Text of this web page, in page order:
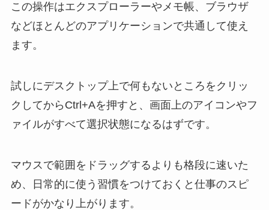
この操作はエクスプローラーやメモ帳、ブラウザ
などほとんどのアプリケーションで共通して使え
ます。
試しにデスクトップ上で何もないところをクリッ
クしてからCtrl+Aを押すと、画面上のアイコンやフ
ァイルがすべて選択状態になるはずです。
マウスで範囲をドラッグするよりも格段に速いた
め、日常的に使う習慣をつけておくと仕事のスピ
ードがかなり上がります。